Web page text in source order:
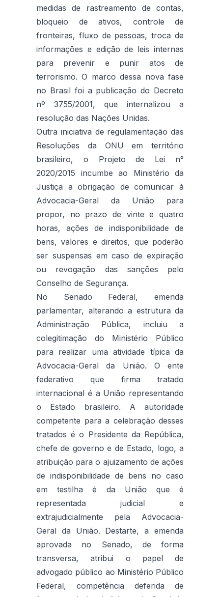
medidas de rastreamento de contas,
bloqueio de ativos, controle de
fronteiras, fluxo de pessoas, troca de
informações e edição de leis internas
para prevenir e punir atos de
terrorismo. O marco dessa nova fase
no Brasil foi a publicação do Decreto
nº 3755/2001, que internalizou a
resolução das Nações Unidas.
Outra iniciativa de regulamentação das
Resoluções da ONU em território
brasileiro, o Projeto de Lei n°
2020/2015 incumbe ao Ministério da
Justiça a obrigação de comunicar à
Advocacia-Geral da União para
propor, no prazo de vinte e quatro
horas, ações de indisponibilidade de
bens, valores e direitos, que poderão
ser suspensas em caso de expiração
ou revogação das sanções pelo
Conselho de Segurança.
No Senado Federal, emenda
parlamentar, alterando a estrutura da
Administração Pública, incluiu a
colegitimação do Ministério Público
para realizar uma atividade típica da
Advocacia-Geral da União. O ente
federativo que firma tratado
internacional é a União representando
o Estado brasileiro. A autoridade
competente para a celebração desses
tratados é o Presidente da República,
chefe de governo e de Estado, logo, a
atribuição para o ajuizamento de ações
de indisponibilidade de bens no caso
em testilha é da União que é
representada judicial e
extrajudicialmente pela Advocacia-
Geral da União. Destarte, a emenda
aprovada no Senado, de forma
transversa, atribui o papel de
advogado público ao Ministério Público
Federal, competência deferida de